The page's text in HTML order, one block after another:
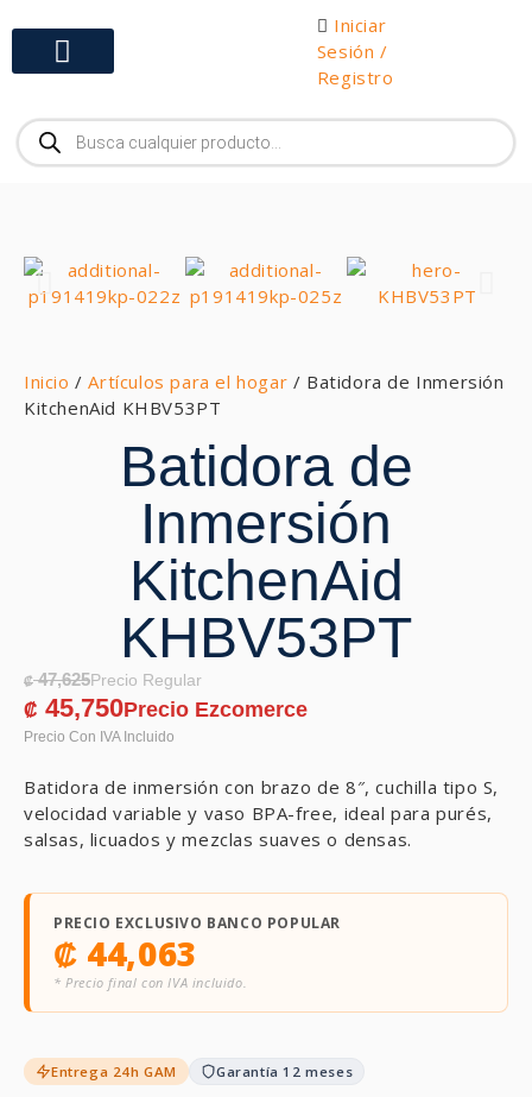
Iniciar
Sesión /
Registro
Inicio /Artículos para el hogar / Batidora de Inmersión
KitchenAid KHBV53PT
Batidora de
Inmersión
KitchenAid
KHBV53PT
₡47,625
₡ 45,750
Batidora de inmersión con brazo de 8″, cuchilla tipo S,
velocidad variable y vaso BPA-free, ideal para purés,
salsas, licuados y mezclas suaves o densas.
PRECIO EXCLUSIVO BANCO POPULAR
₡ 44,063
* Precio final con IVA incluido.
Entrega 24h GAM Garantía 12 meses